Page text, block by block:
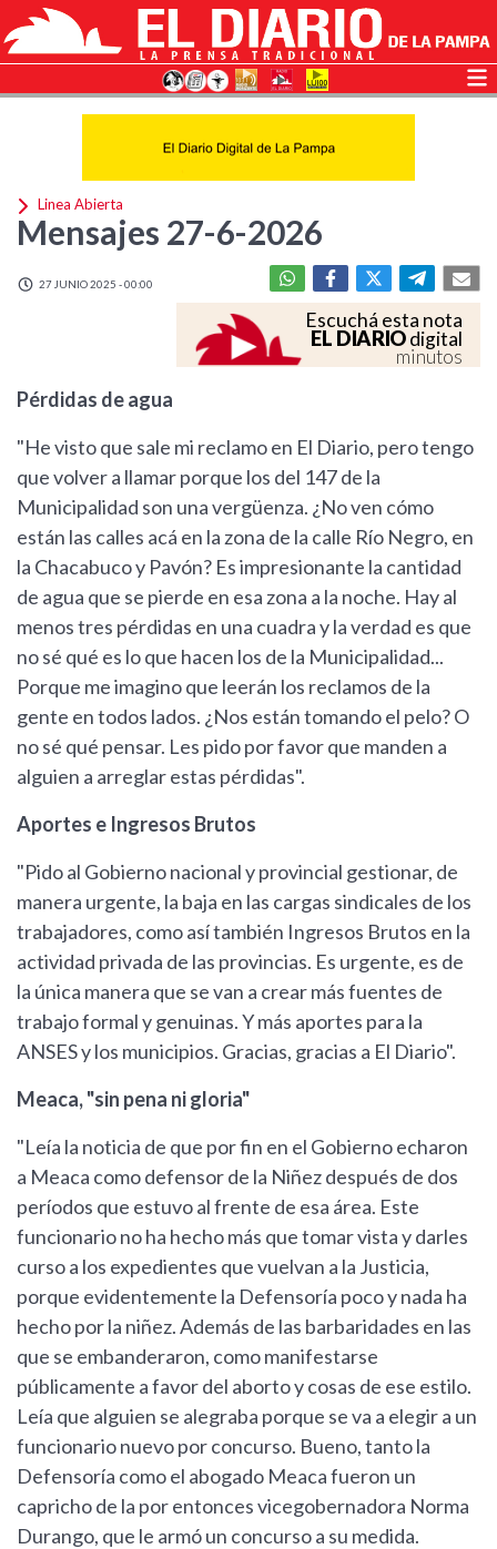
Linea Abierta
Mensajes 27-6-2026
27 JUNIO 2025 - 00:00
Escuchá esta nota
EL DIARIOdigital
minutos
Pérdidas de agua
"He visto que sale mi reclamo en El Diario, pero tengo
que volver a llamar porque los del 147 de la
Municipalidad son una vergüenza. ¿No ven cómo
están las calles acá en la zona de la calle Río Negro, en
la Chacabuco y Pavón? Es impresionante la cantidad
de agua que se pierde en esa zona a la noche. Hay al
menos tres pérdidas en una cuadra y la verdad es que
no sé qué es lo que hacen los de la Municipalidad...
Porque me imagino que leerán los reclamos de la
gente en todos lados. ¿Nos están tomando el pelo? O
no sé qué pensar. Les pido por favor que manden a
alguien a arreglar estas pérdidas".
Aportes e Ingresos Brutos
"Pido al Gobierno nacional y provincial gestionar, de
manera urgente, la baja en las cargas sindicales de los
trabajadores, como así también Ingresos Brutos en la
actividad privada de las provincias. Es urgente, es de
la única manera que se van a crear más fuentes de
trabajo formal y genuinas. Y más aportes para la
ANSES y los municipios. Gracias, gracias a El Diario".
Meaca, "sin pena ni gloria"
"Leía la noticia de que por fin en el Gobierno echaron
a Meaca como defensor de la Niñez después de dos
períodos que estuvo al frente de esa área. Este
funcionario no ha hecho más que tomar vista y darles
curso a los expedientes que vuelvan a la Justicia,
porque evidentemente la Defensoría poco y nada ha
hecho por la niñez. Además de las barbaridades en las
que se embanderaron, como manifestarse
públicamente a favor del aborto y cosas de ese estilo.
Leía que alguien se alegraba porque se va a elegir a un
funcionario nuevo por concurso. Bueno, tanto la
Defensoría como el abogado Meaca fueron un
capricho de la por entonces vicegobernadora Norma
Durango, que le armó un concurso a su medida.